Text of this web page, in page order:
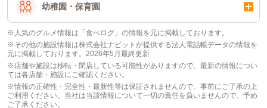
幼稚園・保育園
※人気のグルメ情報は「食べログ」の情報を元に掲載しております。
※その他の施設情報は株式会社ナビットが提供する法人電話帳データの情報を
元に掲載しております。2026年5月最終更新
※店舗や施設は移転・閉店している可能性がありますので、最新の情報につい
ては各店舗・施設にご確認ください。
※情報の正確性・完全性・最新性等は保証されませんので、事前にご了承の上
ご利用ください。当社は当該情報について一切の責任を負いませんので、予め
ご了承ください。